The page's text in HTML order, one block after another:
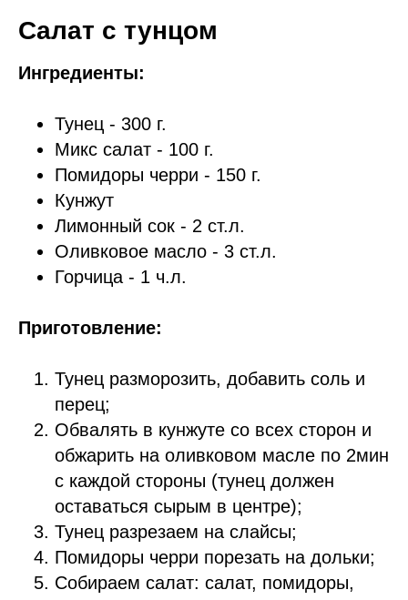
Салат с тунцом
Ингредиенты:
Тунец - 300 г.
Микс салат - 100 г.
Помидоры черри - 150 г.
Кунжут
Лимонный сок - 2 ст.л.
Оливковое масло - 3 ст.л.
Горчица - 1 ч.л.
Приготовление:
Тунец разморозить, добавить соль и
перец;
Обвалять в кунжуте со всех сторон и
обжарить на оливковом масле по 2мин
с каждой стороны (тунец должен
оставаться сырым в центре);
Тунец разрезаем на слайсы;
Помидоры черри порезать на дольки;
Собираем салат: салат, помидоры,